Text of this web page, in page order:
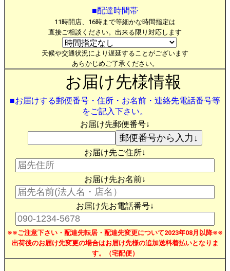
■配達時間帯
11時開店、16時まで等細かな時間指定は
直接ご相談ください。出来る限り対応します
天候や交通状況により遅延することがございます
あらかじめご了承ください。
お届け先様情報
■お届けする郵便番号・住所・お名前・連絡先電話番号等
をご記入下さい。
お届け先郵便番号↓
お届け先ご住所↓
お届け先お名前↓
お届け先お電話番号↓
※※ご注意下さい・配達先転居・配達先変更について2023年08月以降※※
出荷後のお届け先変更の場合はお届け先様の追加送料着払いとなりま
す。（宅配便）